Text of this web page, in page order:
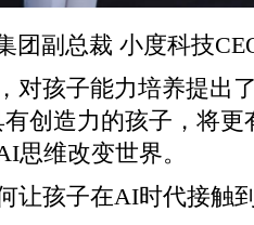
团副总裁 小度科技
孩子能力培养提出
有创造力的孩子，将
思维改变世界。
孩子在AI时代接触